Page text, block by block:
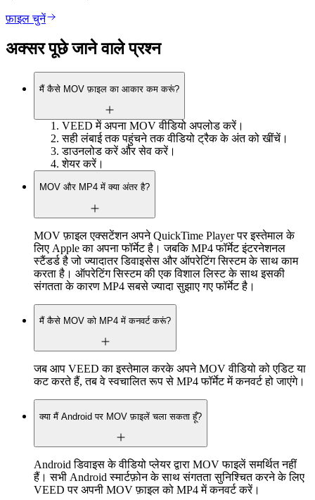
फ़ाइल चुनें
अक्सर पूछे जाने वाले प्रश्न
मैं कैसे MOV फ़ाइल का आकार कम करूं?
VEED में अपना MOV वीडियो अपलोड करें।
सही लंबाई तक पहुंचने तक वीडियो ट्रैक के अंत को खींचें।
डाउनलोड करें और सेव करें।
शेयर करें।
MOV और MP4 में क्या अंतर है?
MOV फ़ाइल एक्सटेंशन अपने QuickTime Player पर इस्तेमाल के
लिए Apple का अपना फॉर्मेट है। जबकि MP4 फॉर्मेट इंटरनेशनल
स्टैंडर्ड है जो ज्यादातर डिवाइसेस और ऑपरेटिंग सिस्टम के साथ काम
करता है। ऑपरेटिंग सिस्टम की एक विशाल लिस्ट के साथ इसकी
संगतता के कारण MP4 सबसे ज्यादा सुझाए गए फॉर्मेट है।
मैं कैसे MOV को MP4 में कनवर्ट करूं?
जब आप VEED का इस्तेमाल करके अपने MOV वीडियो को एडिट या
कट करते हैं, तब वे स्वचालित रूप से MP4 फॉर्मेट में कनवर्ट हो जाएंगे।
क्या मैं Android पर MOV फ़ाइलें चला सकता हूँ?
Android डिवाइस के वीडियो प्लेयर द्वारा MOV फाइलें समर्थित नहीं
हैं। सभी Android स्मार्टफ़ोन के साथ संगतता सुनिश्चित करने के लिए
VEED पर अपनी MOV फ़ाइल को MP4 में कनवर्ट करें।